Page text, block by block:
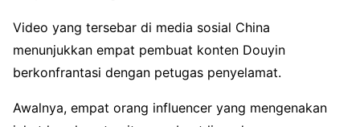
Video yang tersebar di media sosial China
menunjukkan empat pembuat konten Douyin
berkonfrantasi dengan petugas penyelamat.
Awalnya, empat orang influencer yang mengenakan